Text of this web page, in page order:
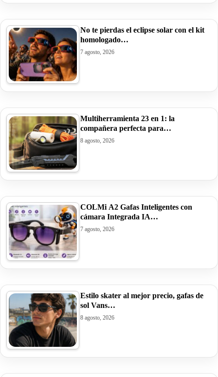
No te pierdas el eclipse solar con el kit
homologado…
7 agosto, 2026
Multiherramienta 23 en 1: la
compañera perfecta para…
8 agosto, 2026
COLMi A2 Gafas Inteligentes con
cámara Integrada IA…
7 agosto, 2026
Estilo skater al mejor precio, gafas de
sol Vans…
8 agosto, 2026